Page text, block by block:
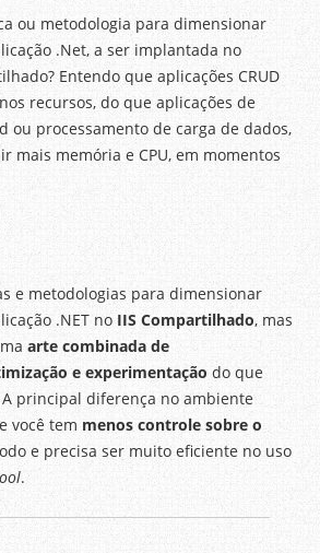
ou metodologia para dimensionar
.Net, a ser implantada no
Entendo que aplicações CRUD
recursos, do que aplicações de
ou processamento de carga de dados,
mais memória e CPU, em momentos
e metodologias para dimensionar
.NET no IIS Compartilhado, mas
arte combinada de
e experimentação do que
principal diferença no ambiente
você temmenos controle sobre o
e precisa ser muito eficiente no uso
.